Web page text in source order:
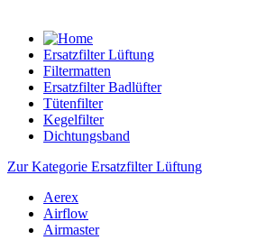
Ersatzfilter Lüftung
Filtermatten
Ersatzfilter Badlüfter
Tütenfilter
Kegelfilter
Dichtungsband
Zur Kategorie Ersatzfilter Lüftung
Aerex
Airflow
Airmaster